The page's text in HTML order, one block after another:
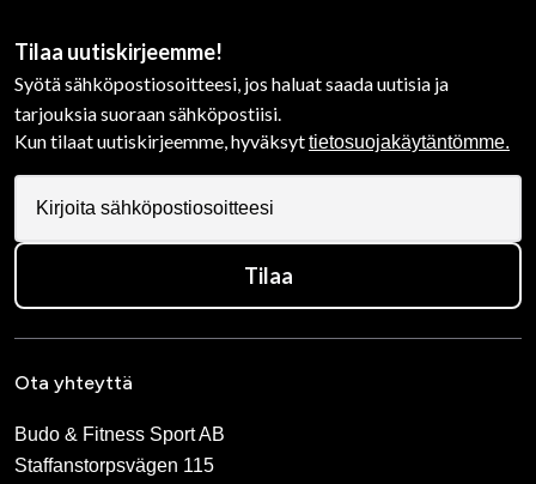
Tilaa uutiskirjeemme!
Syötä sähköpostiosoitteesi, jos haluat saada uutisia ja
tarjouksia suoraan sähköpostiisi.
Kun tilaat uutiskirjeemme, hyväksyttietosuojakäytäntömme.
Tilaa
Ota yhteyttä
Budo & Fitness Sport AB
Staffanstorpsvägen 115